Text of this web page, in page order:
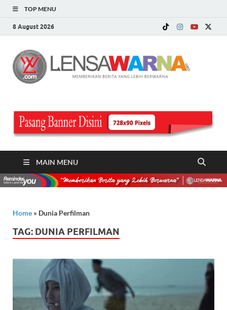
TOP MENU
8 August 2026
MAIN MENU
Home » Dunia Perfilman
TAG: DUNIA PERFILMAN